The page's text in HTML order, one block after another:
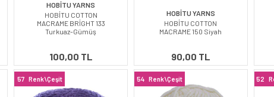
HOBİTU YARNS
HOBİTU COTTON
MACRAME BRİGHT 133
Turkuaz-Gümüş
100,00 TL
HOBİTU YARNS
HOBİTU COTTON
MACRAME 150 Siyah
90,00 TL
57 Renk\Çeşit 54 Renk\Çeşit 52